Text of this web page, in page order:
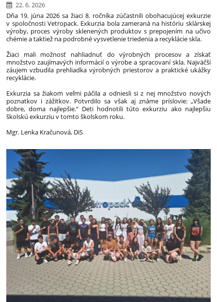
22. 6. 2026
Dňa 19. júna 2026 sa žiaci 8. ročníka zúčastnili obohacujúcej exkurzie
v spoločnosti Vetropack. Exkurzia bola zameraná na históriu sklárskej
výroby, proces výroby sklenených produktov s prepojením na učivo
chémie a taktiež na podrobné vysvetlenie triedenia a recyklácie skla.
Žiaci mali možnosť nahliadnuť do výrobných procesov a získať
množstvo zaujímavých informácií o výrobe a spracovaní skla. Najväčší
záujem vzbudila prehliadka výrobných priestorov a praktické ukážky
recyklácie.
Exkurzia sa žiakom veľmi páčila a odniesli si z nej množstvo nových
poznatkov i zážitkov. Potvrdilo sa však aj známe príslovie: „Všade
dobre, doma najlepšie.“ Deti hodnotili túto exkurziu ako najlepšiu
školskú exkurziu v tomto školskom roku.
Mgr. Lenka Kračunová, DiS